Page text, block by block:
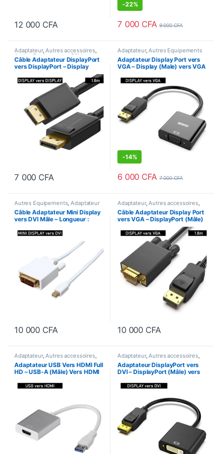
12 000 CFA
-22%
7 000 CFA 9 000CFA
Adaptateur,Autres accessoires,
Autres Equipements,Câbles et
Accessoires
Câble Adaptateur DisplayPort
vers DisplayPort – Display
Longueur : 1,8m
7 000 CFA
Adaptateur,Autres Equipements
Adaptateur Display Port vers
VGA – Display (Male) vers VGA
-14%
6 000 CFA 7 000CFA
Autres Equipements,Adaptateur
Câble Adaptateur Mini Display
vers DVI Mâle – Longueur :
10 000 CFA
Adaptateur,Autres accessoires,
Autres Equipements,Câbles et
Accessoires
Câble Adaptateur Display Port
vers VGA – DisplayPort (Mâle)
vers VGA (Mâle) – Longueur :
1,8m
10 000 CFA
Adaptateur,Autres accessoires,
Autres Equipements Câbles et
Accessoires
Adaptateur USB Vers HDMI Full
HD – USB-A (Mâle) Vers HDMI
Adaptateur,Autres accessoires,
Autres Equipements ,Câbles et
Accessoires
Adaptateur DisplayPort vers
DVI – DisplayPort (Mâle) vers